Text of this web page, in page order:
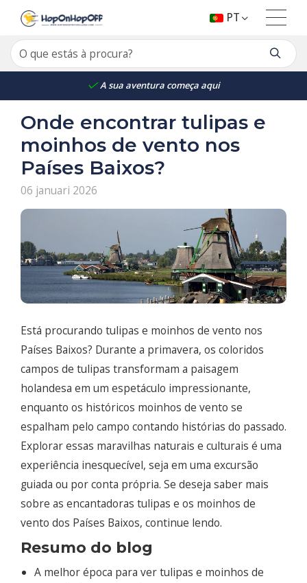
A sua aventura começa aqui
PT
Onde encontrar tulipas e
moinhos de vento nos
Países Baixos?
06 januari 2026
Está procurando tulipas e moinhos de vento nos
Países Baixos? Durante a primavera, os coloridos
campos de tulipas transformam a paisagem
holandesa em um espetáculo impressionante,
enquanto os históricos moinhos de vento se
espalham pelo campo contando histórias do passado.
Explorar essas maravilhas naturais e culturais é uma
experiência inesquecível, seja em uma excursão
guiada ou por conta própria. Se deseja saber mais
sobre as encantadoras tulipas e os moinhos de
vento dos Países Baixos, continue lendo.
Resumo do blog
A melhor época para ver tulipas e moinhos de